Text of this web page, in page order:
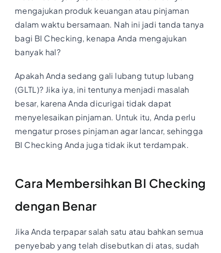
mengajukan produk keuangan atau pinjaman
dalam waktu bersamaan. Nah ini jadi tanda tanya
bagi BI Checking, kenapa Anda mengajukan
banyak hal?
Apakah Anda sedang gali lubang tutup lubang
(GLTL)? Jika iya, ini tentunya menjadi masalah
besar, karena Anda dicurigai tidak dapat
menyelesaikan pinjaman. Untuk itu, Anda perlu
mengatur proses pinjaman agar lancar, sehingga
BI Checking Anda juga tidak ikut terdampak.
Cara Membersihkan BI Checking
dengan Benar
Jika Anda terpapar salah satu atau bahkan semua
penyebab yang telah disebutkan di atas, sudah